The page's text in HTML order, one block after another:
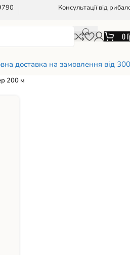
Консультації від
0
доставка на замовлення від
200 м